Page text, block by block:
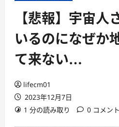
【悲報】宇宙人
いるのになぜか
て来ない…
lifecm01
2023年12月7日
1 分の読み取り
0 コメント